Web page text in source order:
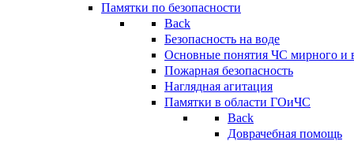
Памятки по безопасности
Back
Безопасность на воде
Основные понятия ЧС мирного и
Пожарная безопасность
Наглядная агитация
Памятки в области ГОиЧС
Back
Доврачебная помощь